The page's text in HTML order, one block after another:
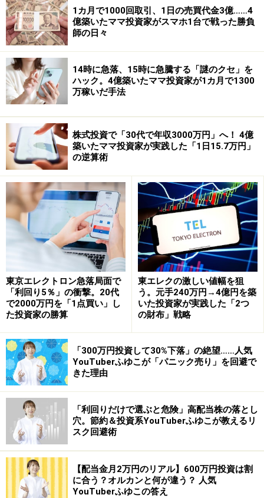
1カ月で1000回取引、1日の売買代金3億……4
億築いたママ投資家がスマホ1台で戦った勝負
師の日々
14時に急落、15時に急騰する「謎のクセ」を
ハック。4億築いたママ投資家が1カ月で1300
万稼いだ手法
株式投資で「30代で年収3000万円」へ！ 4億
築いたママ投資家が実践した「1日15.7万円」
の逆算術
東京エレクトロン急落局面で
「利回り5％」の衝撃。20代
で2000万円を「1点買い」し
た投資家の勝算
東エレクの激しい値幅を狙
う。元手240万円→4億円を築
いた投資家が実践した「2つ
の財布」戦略
「300万円投資して30%下落」の絶望……人気
YouTuberふゆこが「パニック売り」を回避で
きた理由
「利回りだけで選ぶと危険」高配当株の落とし
穴。節約＆投資系YouTuberふゆこが教えるリ
スク回避術
【配当金月2万円のリアル】600万円投資は割
に合う？オルカンと何が違う？ 人気
YouTuberふゆこの答え